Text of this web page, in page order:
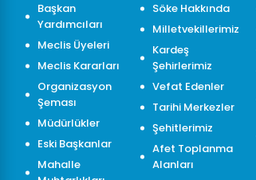
Başkan
Yardımcıları
Meclis Üyeleri
Meclis Kararları
Organizasyon
Şeması
Müdürlükler
Eski Başkanlar
Mahalle
Söke Hakkında
Milletvekillerimiz
Kardeş
Şehirlerimiz
Vefat Edenler
Tarihi Merkezler
Şehitlerimiz
Afet Toplanma
Alanları